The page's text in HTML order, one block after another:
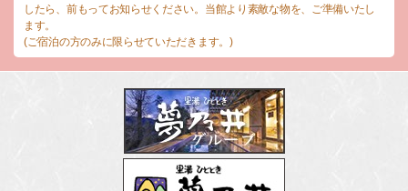
したら、前もってお知らせください。当館より素敵な物を、ご準備いたし
ます。
(ご宿泊の方のみに限らせていただきます。)